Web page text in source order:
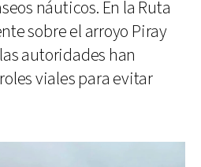
náuticos. En la Ruta
sobre el arroyo Piray
autoridades han
viales para evitar